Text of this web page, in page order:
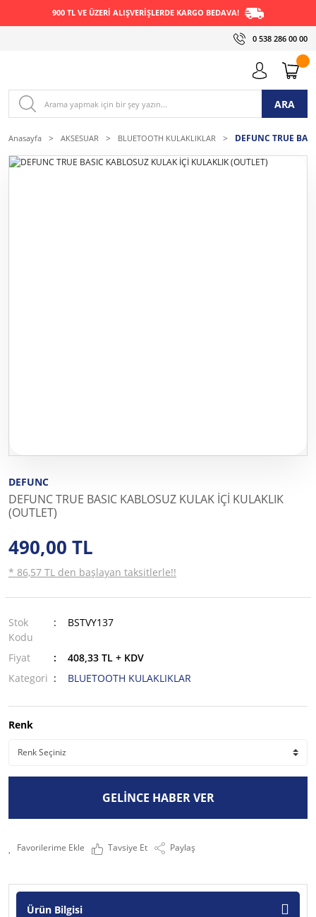
900 TL VE ÜZERİ ALIŞVERİŞLERDE KARGO BEDAVA!
0 538 286 00 00
ARA
Anasayfa AKSESUAR BLUETOOTH KULAKLIKLAR DEFUNC TRUE
DEFUNC
DEFUNC TRUE BASIC KABLOSUZ KULAK İÇİ KULAKLIK
(OUTLET)
490,00 TL
* 86,57 TL den başlayan taksitlerle!!
Stok
Kodu
BSTVY137
Fiyat
408,33 TL + KDV
Kategori
BLUETOOTH KULAKLIKLAR
Renk
GELİNCE HABER VER
Tavsiye Et Paylaş
Ürün Bilgisi